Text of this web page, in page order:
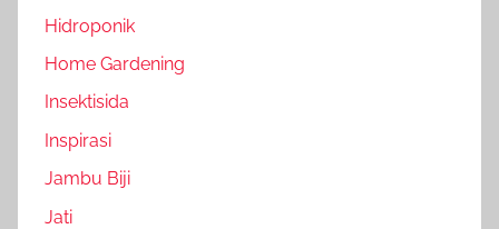
Hidroponik
Home Gardening
Insektisida
Inspirasi
Jambu Biji
Jati